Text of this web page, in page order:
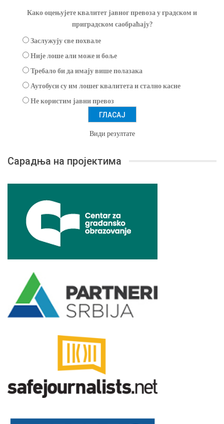
Како оцењујете квалитет јавног превоза у градском и
приградском саобраћају?
Заслужују све похвале
Није лоше али може и боље
Требало би да имају више полазака
Аутобуси су им лошег квалитета и стално касне
Не користим јавни превоз
Види резултате
Сарадња на пројектима